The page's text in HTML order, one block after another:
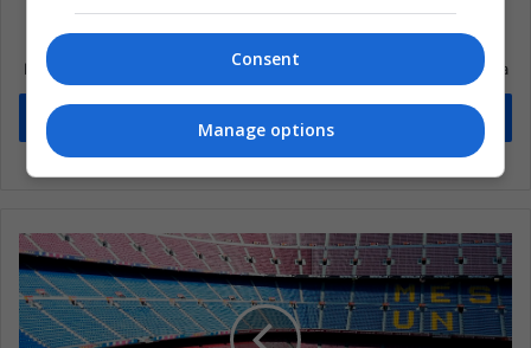
Suscríbete a nuestra lista de correos
Mantente informado sobre lo que está pasando en Latinoamérica
Consent
Manage options